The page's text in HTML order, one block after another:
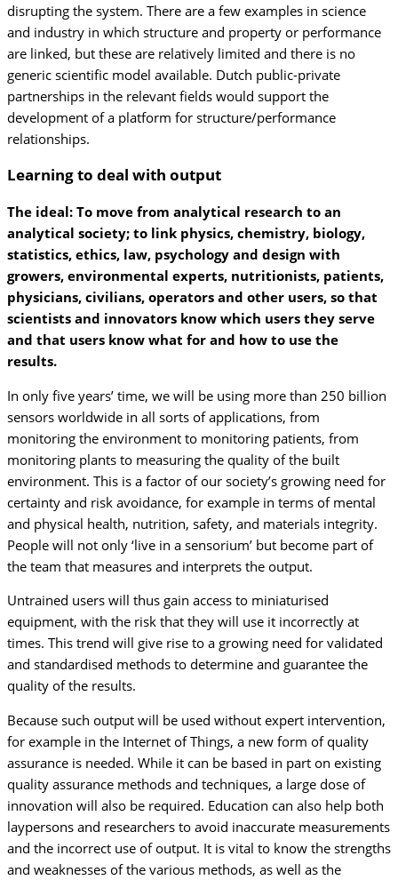
disrupting the system. There are a few examples in science
and industry in which structure and property or performance
are linked, but these are relatively limited and there is no
generic scientific model available. Dutch public-private
partnerships in the relevant fields would support the
development of a platform for structure/performance
relationships.
Learning to deal with output
The ideal: To move from analytical research to an
analytical society; to link physics, chemistry, biology,
statistics, ethics, law, psychology and design with
growers, environmental experts, nutritionists, patients,
physicians, civilians, operators and other users, so that
scientists and innovators know which users they serve
and that users know what for and how to use the
results.
In only five years’ time, we will be using more than 250 billion
sensors worldwide in all sorts of applications, from
monitoring the environment to monitoring patients, from
monitoring plants to measuring the quality of the built
environment. This is a factor of our society’s growing need for
certainty and risk avoidance, for example in terms of mental
and physical health, nutrition, safety, and materials integrity.
People will not only ‘live in a sensorium’ but become part of
the team that measures and interprets the output.
Untrained users will thus gain access to miniaturised
equipment, with the risk that they will use it incorrectly at
times. This trend will give rise to a growing need for validated
and standardised methods to determine and guarantee the
quality of the results.
Because such output will be used without expert intervention,
for example in the Internet of Things, a new form of quality
assurance is needed. While it can be based in part on existing
quality assurance methods and techniques, a large dose of
innovation will also be required. Education can also help both
laypersons and researchers to avoid inaccurate measurements
and the incorrect use of output. It is vital to know the strengths
and weaknesses of the various methods, as well as the